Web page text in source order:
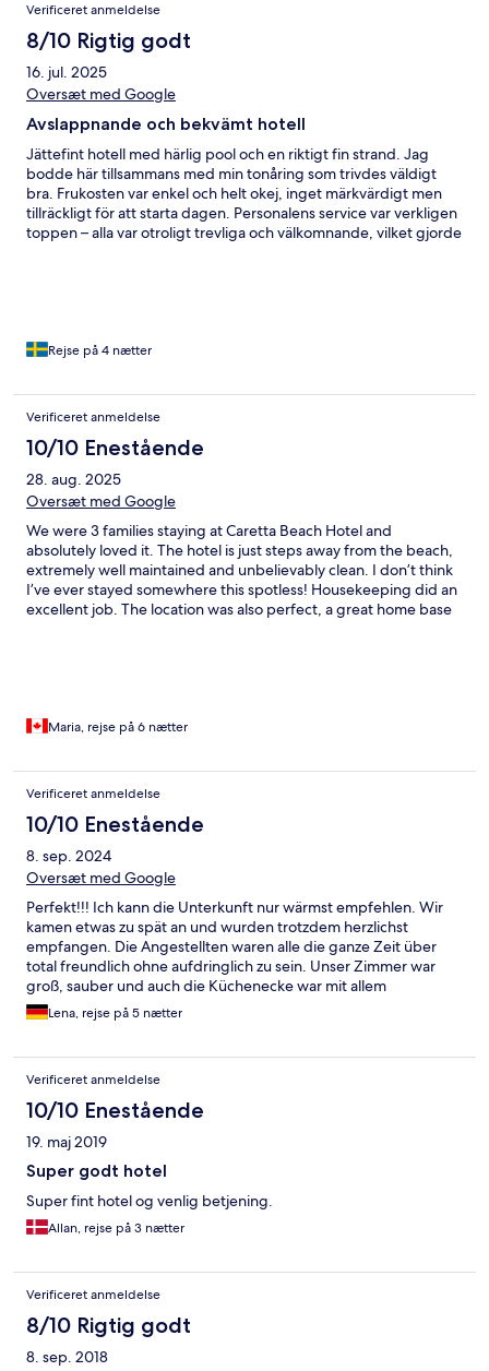
Verificeret anmeldelse
8/10 Rigtig godt
16. jul. 2025
Oversæt med Google
Avslappnande och bekvämt hotell
Jättefint hotell med härlig pool och en riktigt fin strand. Jag
bodde här tillsammans med min tonåring som trivdes väldigt
bra. Frukosten var enkel och helt okej, inget märkvärdigt men
tillräckligt för att starta dagen. Personalens service var verkligen
toppen – alla var otroligt trevliga och välkomnande, vilket gjorde
hemsidor eller utan transport. Det går dessutom bussar överallt
annat med boendet perfekt, och jag kan absolut
rekommendera detta hotell för en avslappnande och trevlig
Rejse på 4 nætter
Verificeret anmeldelse
10/10 Enestående
28. aug. 2025
Oversæt med Google
We were 3 families staying at Caretta Beach Hotel and
absolutely loved it. The hotel is just steps away from the beach,
extremely well maintained and unbelievably clean. I don’t think
I’ve ever stayed somewhere this spotless! Housekeeping did an
excellent job. The location was also perfect, a great home base
The hotel manager, Yianni, was very helpful and gave us
Everything about our stay was perfect. We felt right at home.
You have to go here! Highly recommended — we’ll definitely be
Maria & family from Montreal
Maria, rejse på 6 nætter
Verificeret anmeldelse
10/10 Enestående
8. sep. 2024
Oversæt med Google
Perfekt!!! Ich kann die Unterkunft nur wärmst empfehlen. Wir
kamen etwas zu spät an und wurden trotzdem herzlichst
empfangen. Die Angestellten waren alle die ganze Zeit über
total freundlich ohne aufdringlich zu sein. Unser Zimmer war
groß, sauber und auch die Küchenecke war mit allem
ausgestattet, was wir brauchten. Der Ausblick vom Balkon direkt
zum Strand war einfach traumhaft! Das Frühstücksbuffet auf der
frisch und super lecker. Es gab jeden Tag eine große Auswahl
herzhafter und süßer Speisen. Mit frischem Obst und Gemüse.
Auch das Abendessen haben wir sehr genossen. Wir hatten
einen Leihwagen schon vom Flughafen aus. Diesen konnten wir
problemlos am Hotel parken. Mit dem Auto ist man vom Hotel
aus „ruck zuck“ in Chania, in den Bergen oder beim nächsten
Supermarkt. Wir wollen auf jeden Fall wieder kommen!!!
Lena, rejse på 5 nætter
Verificeret anmeldelse
10/10 Enestående
19. maj 2019
Super godt hotel
Super fint hotel og venlig betjening.
Allan, rejse på 3 nætter
Verificeret anmeldelse
8/10 Rigtig godt
8. sep. 2018